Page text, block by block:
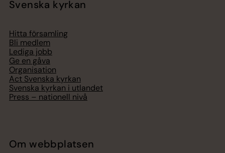
Svenska kyrkan
Hitta församling
Bli medlem
Lediga jobb
Ge en gåva
Organisation
Act Svenska kyrkan
Svenska kyrkan i utlandet
Press – nationell nivå
Om webbplatsen